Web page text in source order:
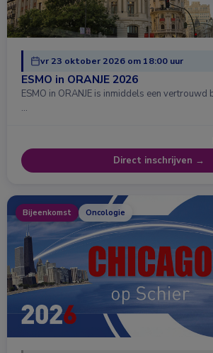
vr 23 oktober 2026 om 18:00 uur
ESMO in ORANJE 2026
ESMO in ORANJE is inmiddels een vertrouwd
…
Direct inschrijven →
Bijeenkomst Oncologie